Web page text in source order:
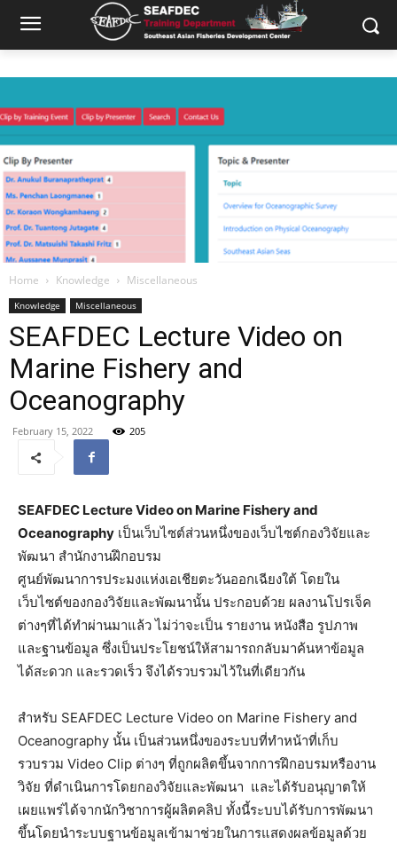
Home Knowledge Miscellaneous
Knowledge Miscellaneous
SEAFDEC Lecture Video on
Marine Fishery and
Oceanography
February 15, 2022 205
SEAFDEC Lecture Video on Marine Fishery and
Oceanography เป็นเว็บไซต์ส่วนหนึ่งของเว็บไซต์กองวิจัยและ
พัฒนา สำนักงานฝึกอบรม
ศูนย์พัฒนาการประมงแห่งเอเชียตะวันออกเฉียงใต้ โดยใน
เว็บไซต์ของกองวิจัยและพัฒนานั้น ประกอบด้วย ผลงานโปรเจ็ค
ต่างๆที่ได้ทำผ่านมาแล้ว ไม่ว่าจะเป็น รายงาน หนังสือ รูปภาพ
และฐานข้อมูล ซึ่งเป็นประโยชน์ให้สามารถกลับมาค้นหาข้อมูล
ได้สะดวก และรวดเร็ว จึงได้รวบรวมไว้ในที่เดียวกัน
สำหรับ SEAFDEC Lecture Video on Marine Fishery and
Oceanography นั้น เป็นส่วนหนึ่งของระบบที่ทำหน้าที่เก็บ
รวบรวม Video Clip ต่างๆ ที่ถูกผลิตขึ้นจากการฝึกอบรมหรืองาน
วิจัย ที่ดำเนินการโดยกองวิจัยและพัฒนา และได้รับอนุญาตให้
เผยแพร่ได้จากนักวิชาการผู้ผลิตคลิป ทั้งนี้ระบบได้รับการพัฒนา
ขึ้นโดยนำระบบฐานข้อมูลเข้ามาช่วยในการแสดงผลข้อมูลด้วย